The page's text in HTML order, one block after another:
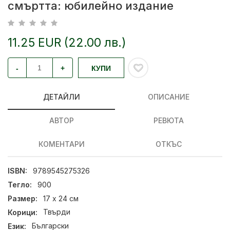
смъртта: юбилейно издание
11.25 EUR (22.00 лв.)
- + КУПИ
ДЕТАЙЛИ ОПИСАНИЕ
АВТОР РЕВЮТА
КОМЕНТАРИ ОТКЪС
ISBN:
9789545275326
Тегло:
900
Размер:
17 х 24 см
Корици:
Твърди
Език:
Български